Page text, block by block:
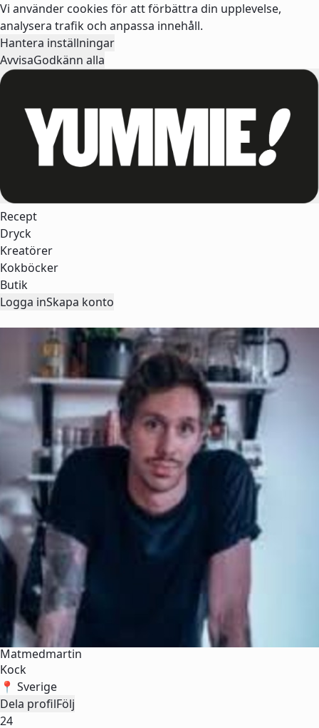
Vi använder cookies för att förbättra din upplevelse,
analysera trafik och anpassa innehåll.
Hantera inställningar
AvvisaGodkänn alla
Recept
Dryck
Kreatörer
Kokböcker
Butik
Logga inSkapa konto
Matmedmartin
Kock
📍 Sverige
Dela profilFölj
24